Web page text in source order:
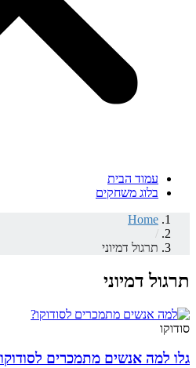
עמוד הבית
בלוג משחקים
Home
/
תרגול דמיוני
תרגול דמיוני
סודוקו
גלו למה אנשים מתמכרים לסודוקו